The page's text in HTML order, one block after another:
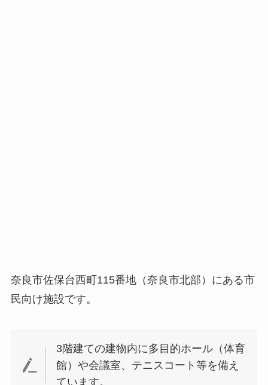
奈良市佐保台西町115番地（奈良市北部）にある市
民向け施設です。
3階建ての建物内に多目的ホール（体育
館）や会議室、テニスコート等を備え
ています。